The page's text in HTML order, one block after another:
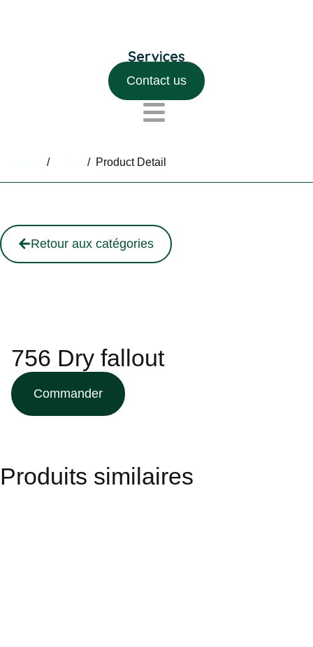
Contact us
/ / Product Detail
Retour aux catégories
756 Dry fallout
Commander
Produits similaires